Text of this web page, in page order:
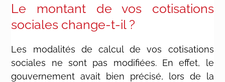
Le montant de vos cotisations
sociales change-t-il ?
Les modalités de calcul de vos cotisations
sociales ne sont pas modifiées. En effet, le
gouvernement avait bien précisé, lors de la